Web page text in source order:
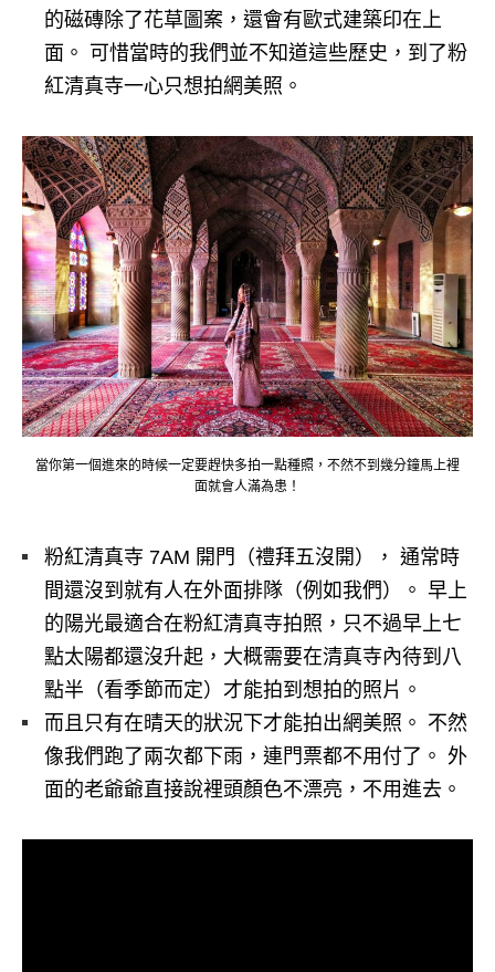
的磁磚除了花草圖案，還會有歐式建築印在上
面。 可惜當時的我們並不知道這些歷史，到了粉
紅清真寺一心只想拍網美照。
當你第一個進來的時候一定要趕快多拍一點種照，不然不到幾分鐘馬上裡
面就會人滿為患！
粉紅清真寺 7AM 開門（禮拜五沒開）， 通常時
間還沒到就有人在外面排隊（例如我們）。 早上
的陽光最適合在粉紅清真寺拍照，只不過早上七
點太陽都還沒升起，大概需要在清真寺內待到八
點半（看季節而定）才能拍到想拍的照片。
而且只有在晴天的狀況下才能拍出網美照。 不然
像我們跑了兩次都下雨，連門票都不用付了。 外
面的老爺爺直接說裡頭顏色不漂亮，不用進去。